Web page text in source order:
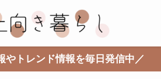
やトレンド情報を毎日発信中／